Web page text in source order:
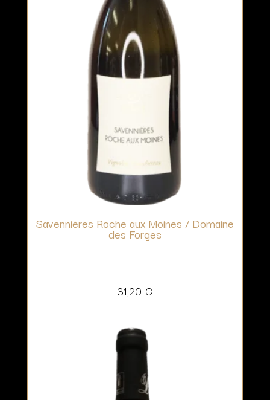
Savennières Roche aux Moines / Domaine
des Forges
31,20 €